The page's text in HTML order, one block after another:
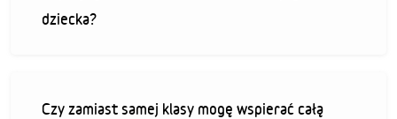
dziecka?
Czy zamiast samej klasy mogę wspierać całą